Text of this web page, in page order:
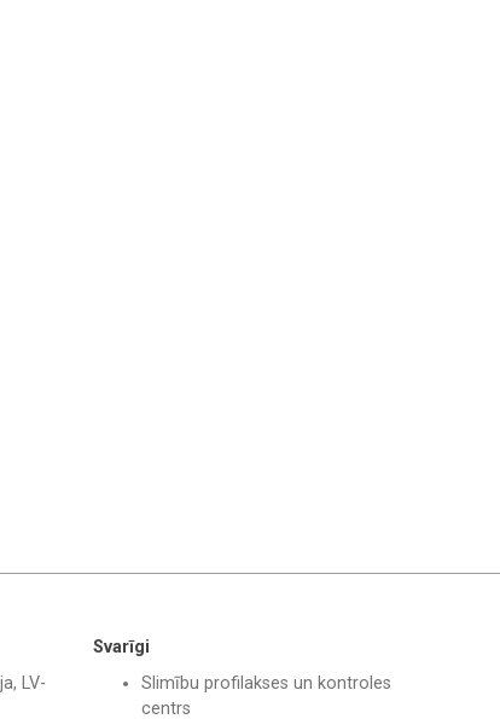
LV-
Svarīgi
Slimību profilakses un kontroles
centrs